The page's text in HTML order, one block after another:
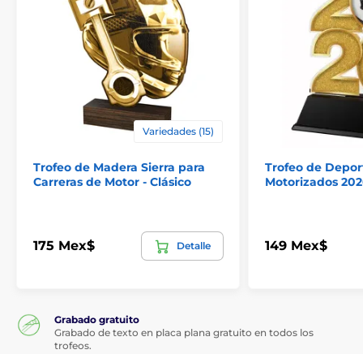
Variedades (15)
Trofeo de Madera Sierra para
Carreras de Motor - Clásico
175 Mex$ Detalle
Trofeo de
Motorizados
149 Mex$
Grabado gratuito
Grabado de texto en placa plana gratuito en todos los
trofeos.